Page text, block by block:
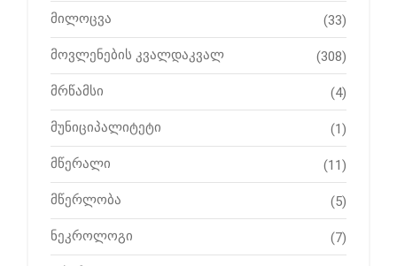
მილოცვა (33)
მოვლენების კვალდაკვალ (308)
მრწამსი (4)
მუნიციპალიტეტი (1)
მწერალი (11)
მწერლობა (5)
ნეკროლოგი (7)